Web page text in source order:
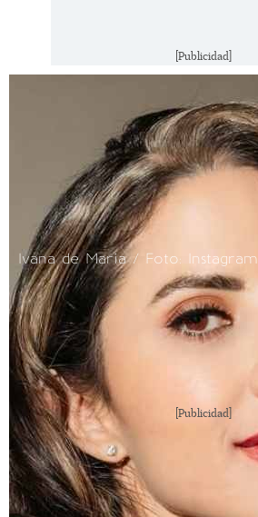
[Publicidad]
Ivana de María / Foto: Instagram
[Publicidad]